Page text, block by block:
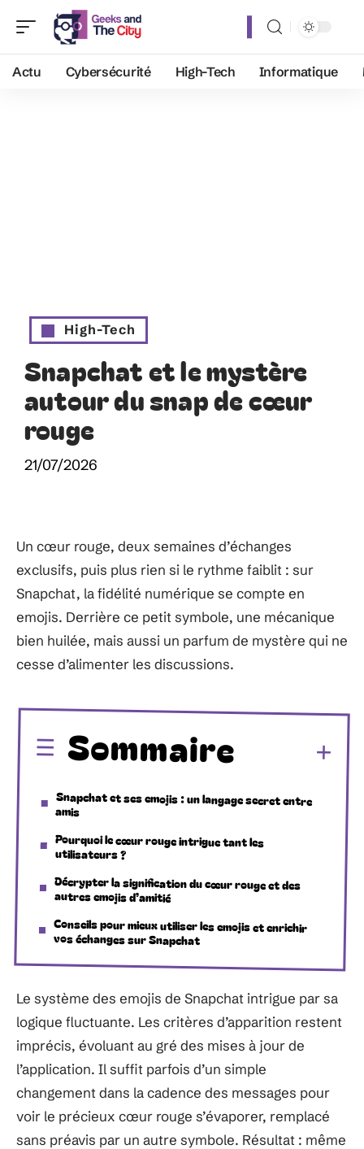
Actu Cybersécurité High-Tech Informatique
High-Tech
Snapchat et le mystère
autour du snap de cœur
rouge
21/07/2026
Un cœur rouge, deux semaines d’échanges
exclusifs, puis plus rien si le rythme faiblit : sur
Snapchat, la fidélité numérique se compte en
emojis. Derrière ce petit symbole, une mécanique
bien huilée, mais aussi un parfum de mystère qui ne
cesse d’alimenter les discussions.
Sommaire
Snapchat et ses emojis : un langage secret entre
amis
Pourquoi le cœur rouge intrigue tant les
utilisateurs ?
Décrypter la signification du cœur rouge et des
autres emojis d’amitié
Conseils pour mieux utiliser les emojis et enrichir
vos échanges sur Snapchat
Le système des emojis de Snapchat intrigue par sa
logique fluctuante. Les critères d’apparition restent
imprécis, évoluant au gré des mises à jour de
l’application. Il suffit parfois d’un simple
changement dans la cadence des messages pour
voir le précieux cœur rouge s’évaporer, remplacé
sans préavis par un autre symbole. Résultat : même